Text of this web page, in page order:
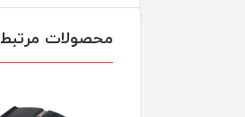
محصولات مرتبط